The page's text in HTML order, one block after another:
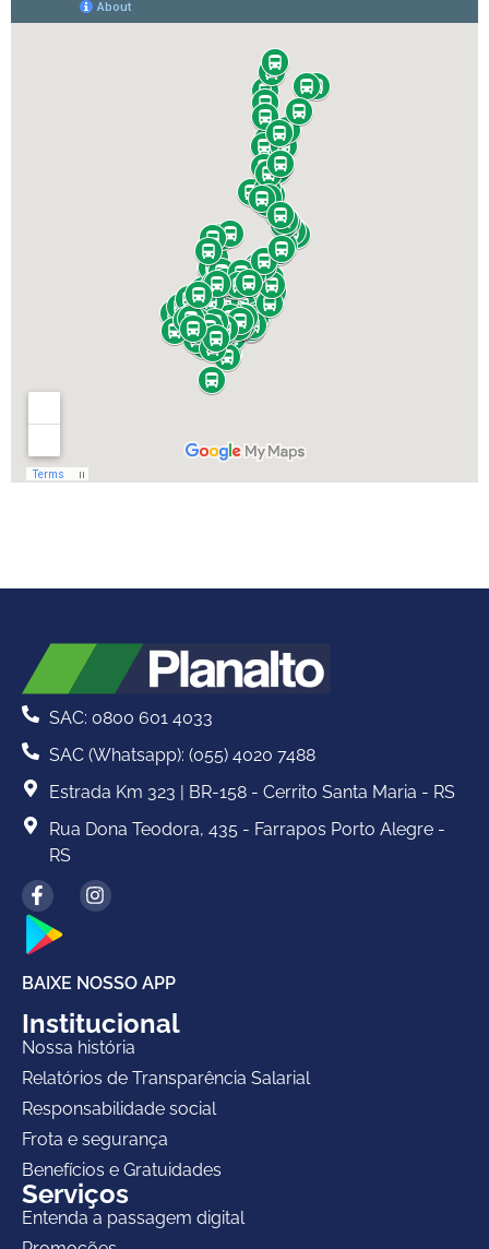
SAC: 0800 601 4033
SAC (Whatsapp): (055) 4020 7488
Estrada Km 323 | BR-158 - Cerrito Santa Maria - RS
Rua Dona Teodora, 435 - Farrapos Porto Alegre -
RS
BAIXE NOSSO APP
Institucional
Nossa história
Relatórios de Transparência Salarial
Responsabilidade social
Frota e segurança
Benefícios e Gratuidades
Serviços
Entenda a passagem digital